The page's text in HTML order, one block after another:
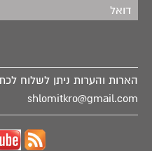
הארות והערות ניתן לשלוח
shlomitkro@gmail.com